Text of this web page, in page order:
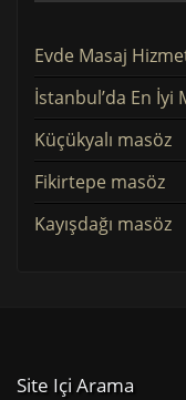
Evde Masaj
İstanbul’da En İyi
Küçükyalı masöz
Fikirtepe masöz
Kayışdağı masöz
Site Içi Arama